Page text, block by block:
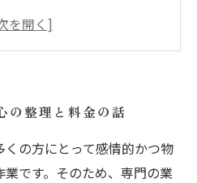
の選び方：質と料金の見
ためのポイント：厚木市
保存法：心を癒すプロセ
の整理と料金の話
の方にとって感情的かつ物
です。そのため、専門の業